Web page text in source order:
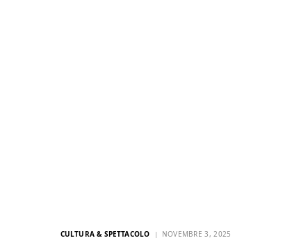
CULTURA & SPETTACOLO NOVEMBRE 3, 2025